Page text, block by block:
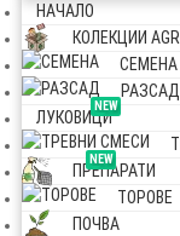
НАЧАЛО
КОЛЕКЦИИ
СЕМЕНА
РАЗСАД
NEW
ЛУКОВИЦИ
NEW
ПРЕПАРАТИ
ТОРОВЕ
ПОЧВА